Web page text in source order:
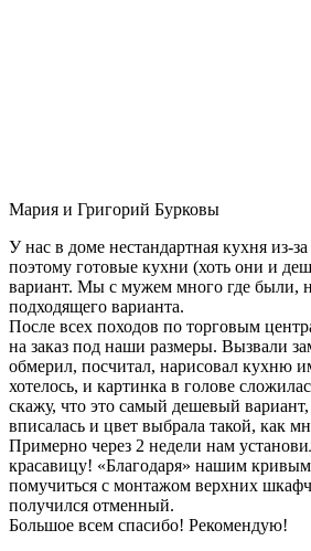
Мария и Григорий Бурковы
У нас в доме нестандартная кухня из-
поэтому готовые кухни (хоть они и
вариант. Мы с мужем много где были,
подходящего варианта.
После всех походов по торговым
на заказ под наши размеры. Вызвали
обмерил, посчитал, нарисовал кухню
хотелось, и картинка в голове
скажу, что это самый дешевый
вписалась и цвет выбрала такой, как
Примерно через 2 недели нам
красавицу! «Благодаря» нашим
помучиться с монтажом верхних
получился отменный.
Большое всем спасибо! Рекомендую!